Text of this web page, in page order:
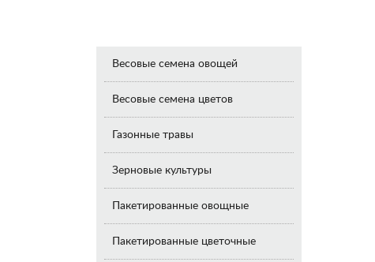
Весовые семена овощей
Весовые семена цветов
Газонные травы
Зерновые культуры
Пакетированные овощные
Пакетированные цветочные